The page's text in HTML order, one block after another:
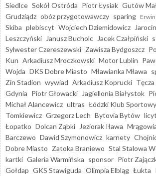
Siedlce Sokół Ostróda Piotr Łysiak Gutów
Grudziądz obóz przygotowawczy sparing Erwin
Skiba plebiscyt Wojciech Dziemidowicz Jarocin
Leszczyński
Janusz Bucholc Jacek Czałpiński
Sylwester Czereszewski Zawisza Bydgoszcz
Kun Arkadiusz Mroczkowski Motor Lublin
Wojda DKS Dobre Miasto Mławianka Mława
Zin Stadion wywiad Arkadiusz Koprucki
Gdynia Piotr Głowacki Jagiellonia Białystok
Michał Alancewicz ultras Łódzki Klub Sportowy
Tomkiewicz Grzegorz Lech Bytovia Bytów
Łopatko Dolcan Ząbki Jeziorak Iława
Barczewo Dawid Szymonowicz karnety
Dobre Miasto Zatoka Braniewo Stal Stalowa
kartki Galeria Warmińska sponsor Piotr
Gołdap GKS Stawiguda Olimpia Elbląg Łukta